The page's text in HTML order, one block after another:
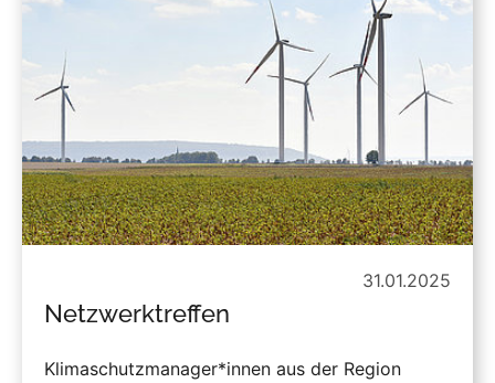
31.01.2025
Netzwerktreffen
Klimaschutzmanager*innen aus der Region